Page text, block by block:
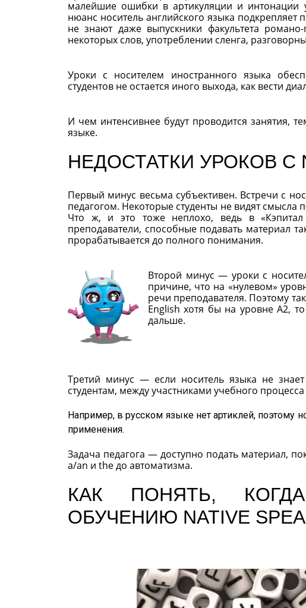
малейшие ошибки в артикуляции и интонации
нюанс носитель английского языка
не знают даже выпускники факультета
некоторых слов, употреблении сленга,
Уроки с носителем иностранного языка
студентов не остается иного выхода, как вести
И чем интенсивнее будут проводится занятия,
языке.
НЕДОСТАТКИ УРОКОВ С
Первый минус весьма субъективен. Встречи с
педагогом. Некоторые студенты не видят смысла
Что ж, и это тоже неплохо, ведь в «Кэпитал
преподаватели, способные подавать материал
прорабатывается до полного понимания.
Второй минус — уроки с
причине, что на «нулевом»
речи преподавателя. Поэтому
English хотя бы на уровне А2,
дальше.
Третий минус — если носитель языка не
студентам, между участниками учебного
Например, в русском языке нет артиклей, поэтому
применения.
Задача педагога — доступно подать материал,
a/an и the до автоматизма.
КАК ПОНЯТЬ,
ОБУЧЕНИЮ NATIVE